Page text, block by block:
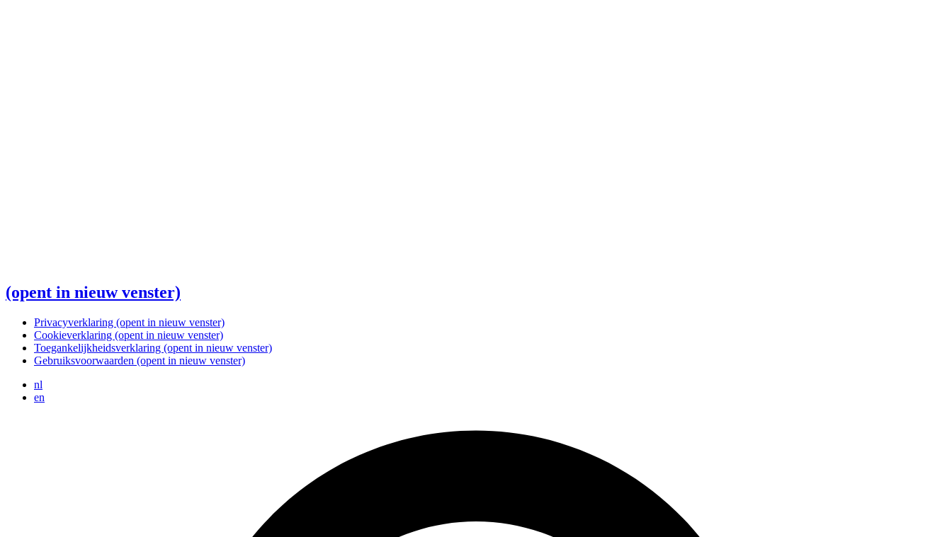
(opent in nieuw venster)
Privacyverklaring (opent in nieuw venster)
Cookieverklaring (opent in nieuw venster)
Toegankelijkheidsverklaring (opent in nieuw venster)
Gebruiksvoorwaarden (opent in nieuw venster)
nl
en